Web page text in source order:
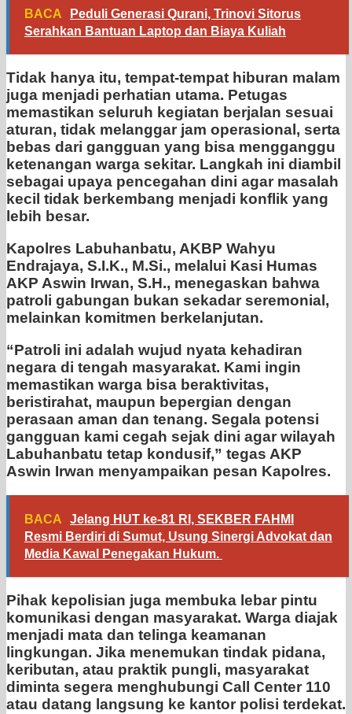
BACA
Peduli Generasi Qurani, Trinovi Sitorus
Serahkan Bantuan Laptop dan Biaya Kuliah
Tidak hanya itu, tempat-tempat hiburan malam
juga menjadi perhatian utama. Petugas
memastikan seluruh kegiatan berjalan sesuai
aturan, tidak melanggar jam operasional, serta
bebas dari gangguan yang bisa mengganggu
ketenangan warga sekitar. Langkah ini diambil
sebagai upaya pencegahan dini agar masalah
kecil tidak berkembang menjadi konflik yang
lebih besar.
Kapolres Labuhanbatu, AKBP Wahyu
Endrajaya, S.I.K., M.Si., melalui Kasi Humas
AKP Aswin Irwan, S.H., menegaskan bahwa
patroli gabungan bukan sekadar seremonial,
melainkan komitmen berkelanjutan.
“Patroli ini adalah wujud nyata kehadiran
negara di tengah masyarakat. Kami ingin
memastikan warga bisa beraktivitas,
beristirahat, maupun bepergian dengan
perasaan aman dan tenang. Segala potensi
gangguan kami cegah sejak dini agar wilayah
Labuhanbatu tetap kondusif,” tegas AKP
Aswin Irwan menyampaikan pesan Kapolres.
BACA
Jelang HUT ke-81 RI, SEKBER FAHMI
Resmi Berdiri di Sumut, Usung Sinergi Advokat dan
Media Kawal Penegakan Hukum.
Pihak kepolisian juga membuka lebar pintu
komunikasi dengan masyarakat. Warga diajak
menjadi mata dan telinga keamanan
lingkungan. Jika menemukan tindak pidana,
keributan, atau praktik pungli, masyarakat
diminta segera menghubungi Call Center 110
atau datang langsung ke kantor polisi terdekat.